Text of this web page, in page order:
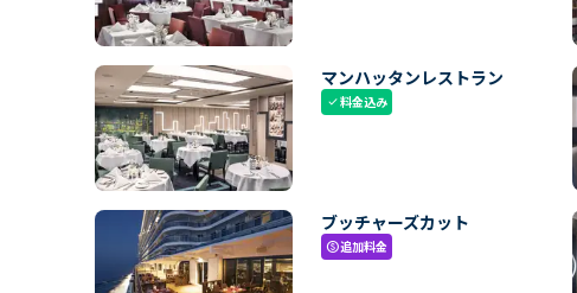
マンハッタンレストラン
check料金込み
ブッチャーズカット
paid追加料金